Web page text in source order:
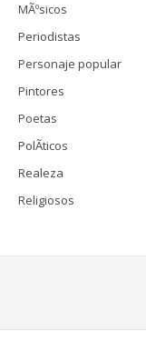
MÃºsicos
Periodistas
Personaje popular
Pintores
Poetas
PolÃ­ticos
Realeza
Religiosos